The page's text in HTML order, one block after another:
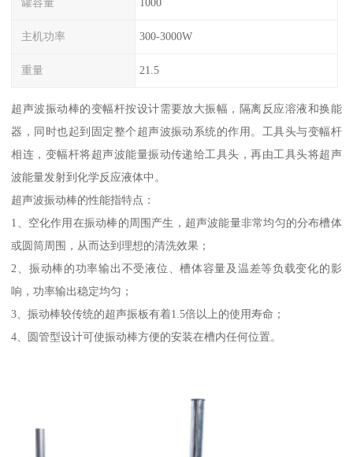
主机功率 300-3000W
重量 21.5
超声波振动棒的变幅杆按设计需要放大振幅，隔离反应溶液和换能
器，同时也起到固定整个超声波振动系统的作用。工具头与变幅杆
相连，变幅杆将超声波能量振动传递给工具头，再由工具头将超声
波能量发射到化学反应液体中。
超声波振动棒的性能指特点：
1、空化作用在振动棒的周围产生，超声波能量非常均匀的分布槽体
或圆筒周围，从而达到理想的清洗效果；
2、振动棒的功率输出不受液位、槽体容量及温差等负载变化的影
响，功率输出稳定均匀；
3、振动棒较传统的超声振板有着1.5倍以上的使用寿命；
4、圆管型设计可使振动棒方便的安装在槽内任何位置。